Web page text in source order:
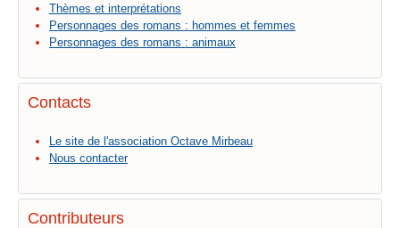
Thèmes et interprétations
Personnages des romans : hommes et femmes
Personnages des romans : animaux
Contacts
Le site de l'association Octave Mirbeau
Nous contacter
Contributeurs